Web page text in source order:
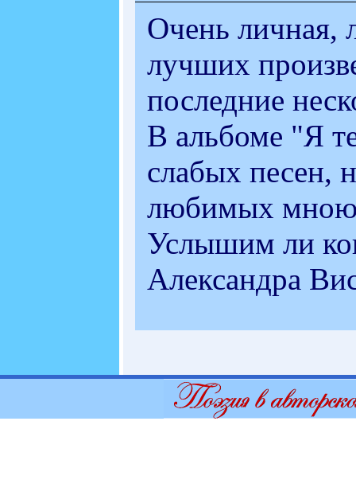
Очень личная,
лучших
последние
В альбоме "Я
слабых песен,
любимых
Услышим ли
Александра